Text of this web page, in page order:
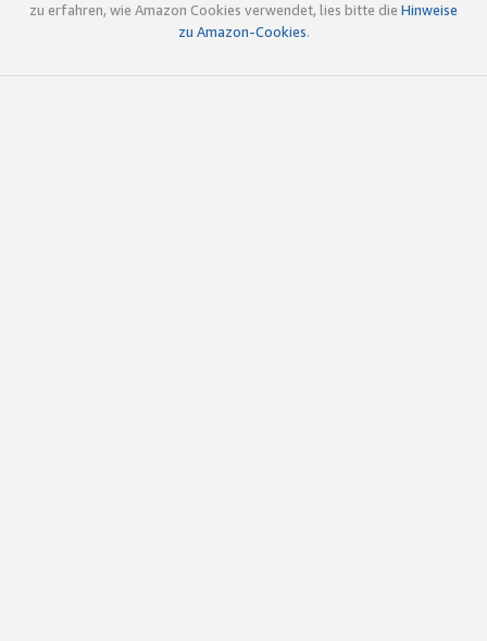
zu erfahren, wie Amazon Cookies verwendet, lies bitte die Hinweise
zu Amazon-Cookies.